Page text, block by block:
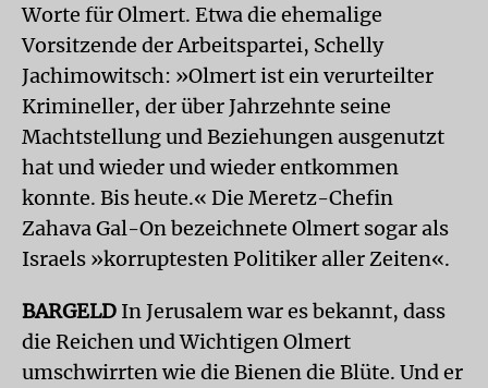
Worte für Olmert. Etwa die ehemalige
Vorsitzende der Arbeitspartei, Schelly
Jachimowitsch: »Olmert ist ein verurteilter
Krimineller, der über Jahrzehnte seine
Machtstellung und Beziehungen ausgenutzt
hat und wieder und wieder entkommen
konnte. Bis heute.« Die Meretz-Chefin
Zahava Gal-On bezeichnete Olmert sogar als
Israels »korruptesten Politiker aller Zeiten«.
BARGELD In Jerusalem war es bekannt, dass
die Reichen und Wichtigen Olmert
umschwirrten wie die Bienen die Blüte. Und er